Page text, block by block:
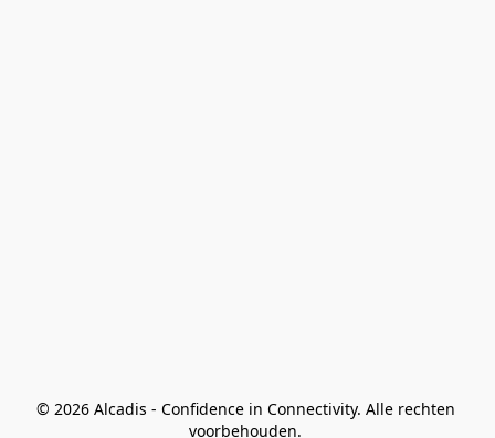
© 2026 Alcadis - Confidence in Connectivity. Alle rechten
voorbehouden.